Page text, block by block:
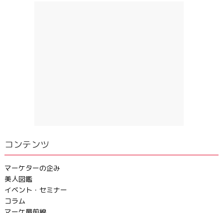
コンテンツ
マーケターの企み
美人図鑑
イベント・セミナー
コラム